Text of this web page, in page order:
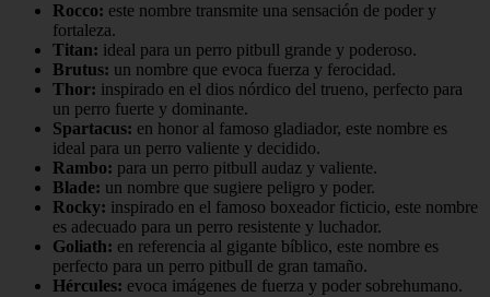
Rocco: este nombre transmite una sensación de poder y
fortaleza.
Titan: ideal para un perro pitbull grande y poderoso.
Brutus: un nombre que evoca fuerza y ferocidad.
Thor: inspirado en el dios nórdico del trueno, perfecto para
un perro fuerte y dominante.
Spartacus: en honor al famoso gladiador, este nombre es
ideal para un perro valiente y decidido.
Rambo: para un perro pitbull audaz y valiente.
Blade: un nombre que sugiere peligro y poder.
Rocky: inspirado en el famoso boxeador ficticio, este nombre
es adecuado para un perro resistente y luchador.
Goliath: en referencia al gigante bíblico, este nombre es
perfecto para un perro pitbull de gran tamaño.
Hércules: evoca imágenes de fuerza y poder sobrehumano.